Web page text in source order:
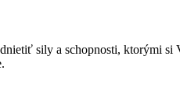
sily a schopnosti, ktorými si